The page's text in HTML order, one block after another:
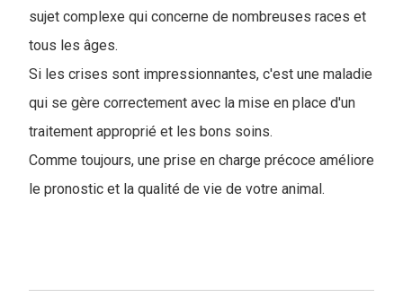
sujet complexe qui concerne de nombreuses races et
tous les âges.
Si les crises sont impressionnantes, c'est une maladie
qui se gère correctement avec la mise en place d'un
traitement approprié et les bons soins.
Comme toujours, une prise en charge précoce améliore
le pronostic et la qualité de vie de votre animal.